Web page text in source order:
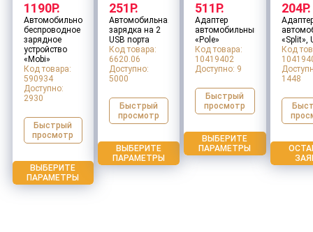
1190Р.
Автомобильное
беспроводное
зарядное
устройство
«Mobi»
Код товара:
590934
Доступно:
2930
Быстрый
просмотр
ВЫБЕРИТЕ
ПАРАМЕТРЫ
251Р.
Автомобильная
зарядка на 2
USB порта
Код товара:
6620.06
Доступно:
5000
Быстрый
просмотр
ВЫБЕРИТЕ
ПАРАМЕТРЫ
511Р.
Адаптер
автомобильный
«Pole»
Код товара:
10419402
Доступно: 9
Быстрый
просмотр
ВЫБЕРИТЕ
ПАРАМЕТРЫ
204Р.
«Split»,
Код
1448